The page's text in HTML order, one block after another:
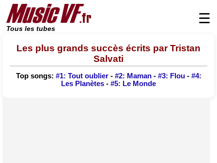
Tous les tubes
☰
Les plus grands succès écrits par Tristan
Salvati
Top songs: #1: Tout oublier- #2: Maman- #3: Flou- #4:
Les Planètes - #5: Le Monde